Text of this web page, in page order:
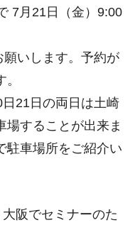
7月21日（金）9:00
いします。予約が
21日の両日は土崎
場することが出来ま
駐車場所をご紹介い
阪でセミナーのた